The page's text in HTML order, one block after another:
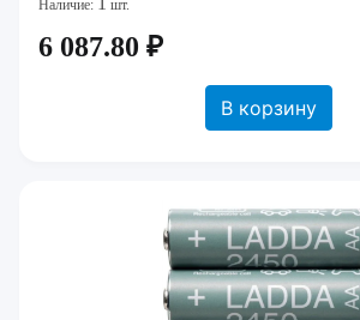
Наличие: шт.
6 087.80 ₽
В корзину